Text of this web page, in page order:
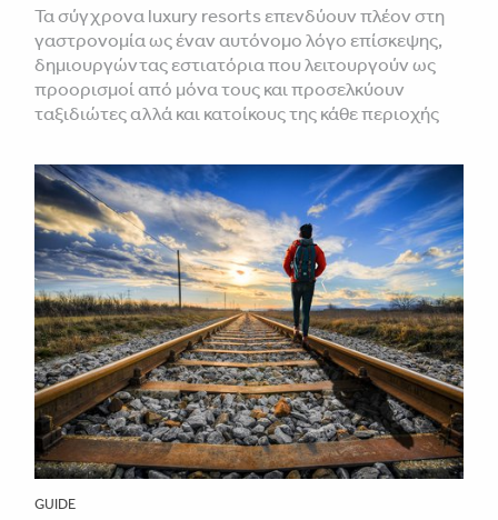
Τα σύγχρονα luxury resorts επενδύουν πλέον στη
γαστρονομία ως έναν αυτόνομο λόγο επίσκεψης,
δημιουργώντας εστιατόρια που λειτουργούν ως
προορισμοί από μόνα τους και προσελκύουν
ταξιδιώτες αλλά και κατοίκους της κάθε περιοχής
GUIDE